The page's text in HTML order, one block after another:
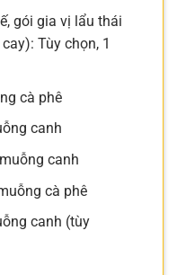
gói gia vị lẩu thái
Tùy chọn, 1
cà phê
canh
canh
cà phê
canh (tùy